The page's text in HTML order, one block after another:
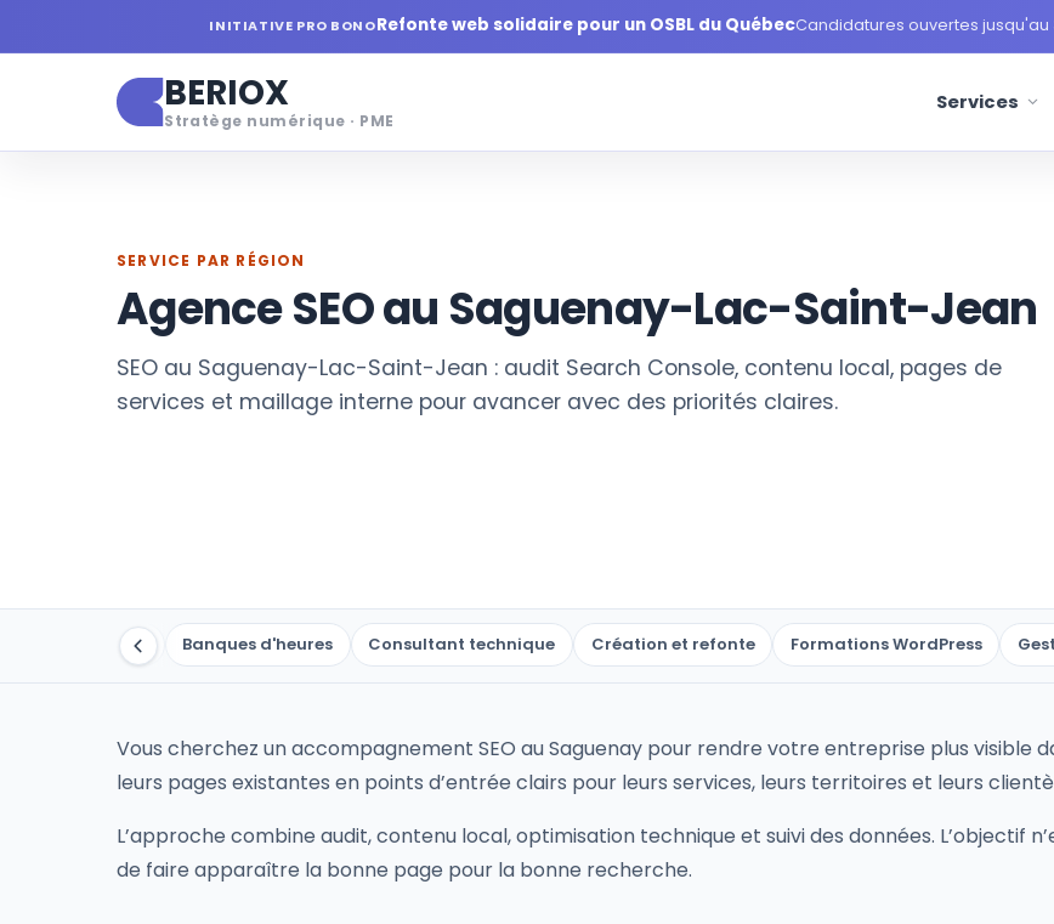
INITIATIVE PRO BONORefonte web solidaire pour un OSBL du QuébecCandidatures ouvertes jusqu'au
BERIOX
Stratège numérique · PME
Services
SERVICE PAR RÉGION
Agence SEO au Saguenay-Lac-Saint-Jean
SEO au Saguenay-Lac-Saint-Jean : audit Search Console, contenu local, pages de
services et maillage interne pour avancer avec des priorités claires.
Audit UX Banques d'heures Consultant technique Création et refonte Formations WordPress
Vous cherchez un accompagnement SEO au Saguenay pour rendre votre entreprise plus visible
leurs pages existantes en points d’entrée clairs pour leurs services, leurs territoires et leurs
L’approche combine audit, contenu local, optimisation technique et suivi des données. L’objectif
de faire apparaître la bonne page pour la bonne recherche.